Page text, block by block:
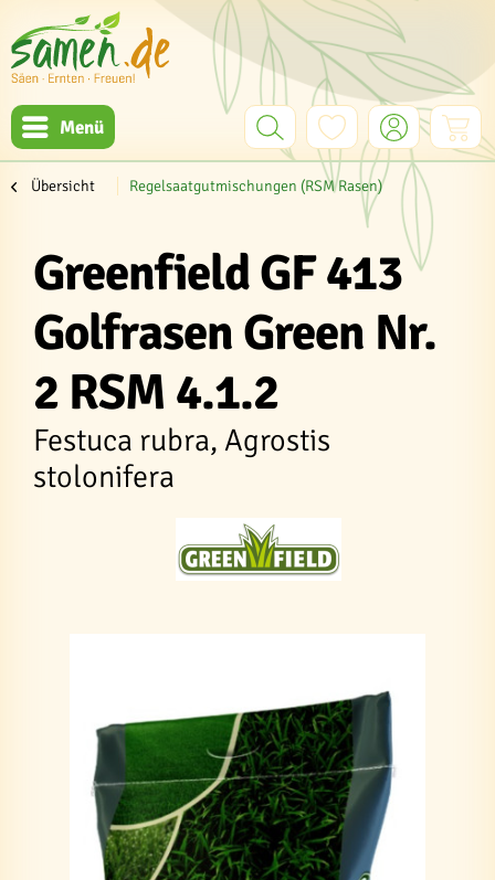
Menü
Übersicht Regelsaatgutmischungen (RSM Rasen)
Greenfield GF 413
Golfrasen Green Nr.
2 RSM 4.1.2
Festuca rubra, Agrostis
stolonifera